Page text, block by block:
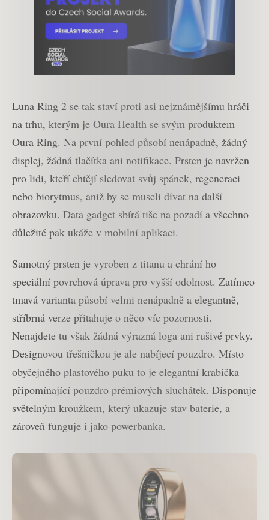
Luna Ring 2 se tak staví proti asi nejznámějšímu hráči
na trhu, kterým je Oura Health se svým produktem
Oura Ring. Na první pohled působí nenápadně, žádný
displej, žádná tlačítka ani notifikace. Prsten je navržen
pro lidi, kteří chtějí sledovat svůj spánek, regeneraci
nebo biorytmus, aniž by se museli dívat na další
obrazovku. Data gadget sbírá tiše na pozadí a všechno
důležité pak ukáže v mobilní aplikaci.
Samotný prsten je vyroben z titanu a chrání ho
speciální povrchová úprava pro vyšší odolnost. Zatímco
tmavá varianta působí velmi nenápadně a elegantně,
stříbrná verze přitahuje o něco víc pozornosti.
Nenajdete tu však žádná výrazná loga ani rušivé prvky.
Designovou třešničkou je ale nabíjecí pouzdro. Místo
obyčejného plastového puku to je elegantní krabička
připomínající pouzdro prémiových sluchátek. Disponuje
světelným kroužkem, který ukazuje stav baterie, a
zároveň funguje i jako powerbanka.